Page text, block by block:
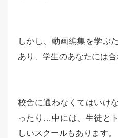
しかし、動画編集を学ぶ
あり、学生のあなたには合
校舎に通わなくてはいけ
ったり…中には、生徒と
しいスクールもあります。